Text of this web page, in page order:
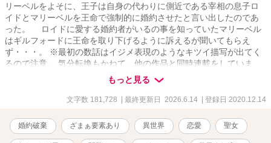
リーベルをよそに、王子は自身の代わりに側近である宰相の息子ロ
イドとマリーベルを王命で強制的に婚約させたと言い出したのであ
った。 ロイドに愛する婚約者がいるの事を知っていたマリーベル
はギルフォードに王命を取り下げるように訴えるが聞いてもらえ
ず・・・。 ※最初の数話はイジメ表現のようなキツイ描写が出てく
るので注意。 気分転換もかねて、他の作品と同時連載をしていま
す。 【書庫の幽霊王妃は、貴方を愛することができない。】 という
作品も同時に書いているので、この作品が気に入りましたら是非読
んでみてください。
もっと見る
文字数 181,728 | 最終更新日 2026.6.14 | 登録日 2020.12.14
婚約破棄 ざまぁ要素あり 異世界 恋愛 聖女